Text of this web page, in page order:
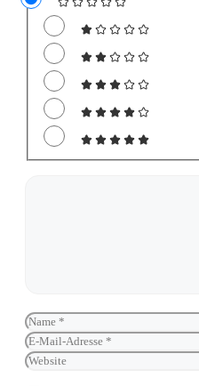
Name